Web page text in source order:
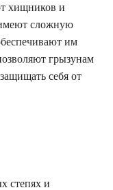
хищников и
сложную
им
грызунам
себя от
степях и